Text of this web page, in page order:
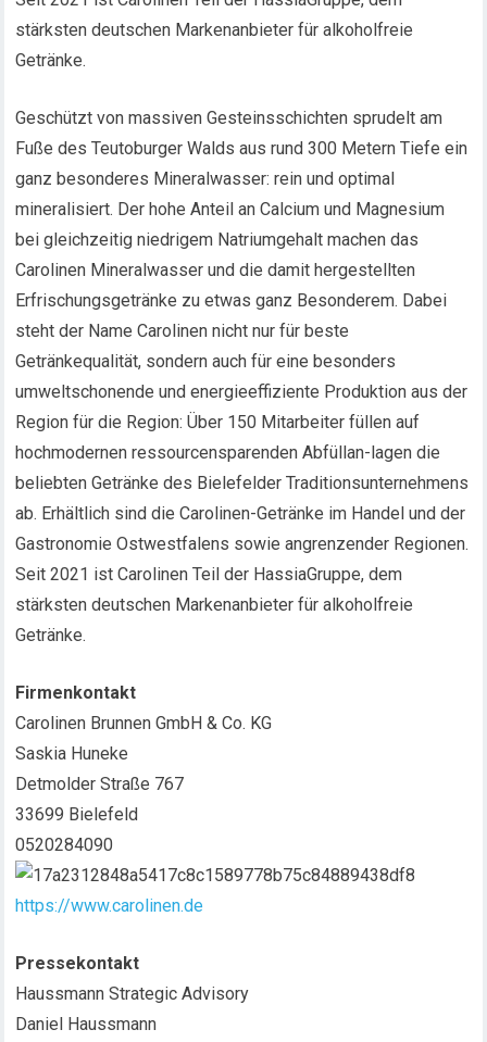
stärksten deutschen Markenanbieter für alkoholfreie
Getränke.
Geschützt von massiven Gesteinsschichten sprudelt am
Fuße des Teutoburger Walds aus rund 300 Metern Tiefe ein
ganz besonderes Mineralwasser: rein und optimal
mineralisiert. Der hohe Anteil an Calcium und Magnesium
bei gleichzeitig niedrigem Natriumgehalt machen das
Carolinen Mineralwasser und die damit hergestellten
Erfrischungsgetränke zu etwas ganz Besonderem. Dabei
steht der Name Carolinen nicht nur für beste
Getränkequalität, sondern auch für eine besonders
umweltschonende und energieeffiziente Produktion aus der
Region für die Region: Über 150 Mitarbeiter füllen auf
hochmodernen ressourcensparenden Abfüllan-lagen die
beliebten Getränke des Bielefelder Traditionsunternehmens
ab. Erhältlich sind die Carolinen-Getränke im Handel und der
Gastronomie Ostwestfalens sowie angrenzender Regionen.
Seit 2021 ist Carolinen Teil der HassiaGruppe, dem
stärksten deutschen Markenanbieter für alkoholfreie
Getränke.
Firmenkontakt
Carolinen Brunnen GmbH & Co. KG
Saskia Huneke
Detmolder Straße 767
33699 Bielefeld
0520284090
https://www.carolinen.de
Pressekontakt
Haussmann Strategic Advisory
Daniel Haussmann